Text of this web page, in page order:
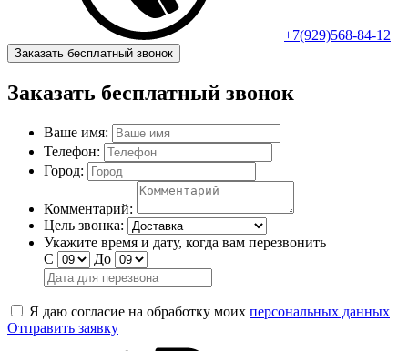
+7(929)568-84-12
Заказать бесплатный звонок
Заказать бесплатный звонок
Ваше имя:
Телефон:
Город:
Комментарий:
Цель звонка:
Укажите время и дату, когда вам перезвонить
С
До
Я даю согласие на обработку моих персональных данных
Отправить заявку